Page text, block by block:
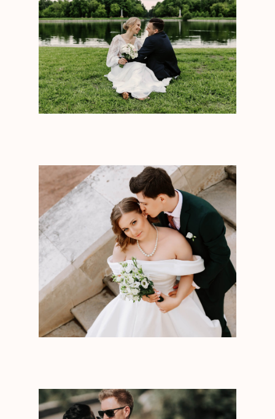
СТИНГ
Для кого наш формат
О Валерии Стинг
Этапы сотрудничества
Атмосфера свадеб
Стоимость
Наше преимущество
Отзывы
Лесная сказка
Свадьба в оранжерее
Лимонная свадьба
Камерная на
Вкус соблазна
Волшебная сказка
Свадьба у моря
Свадебная вечеринка
Камерная в центре
Вадим & Виктория
Иван & Рената
Константин & Екатерина
Максим & Татьяна
Руслан & Полина
Валентин & Любовь
Игорь & Евгения
РАССЧИТАТЬ СТОИМОСТЬ
СВЯЗАТЬСЯ С НАМИ